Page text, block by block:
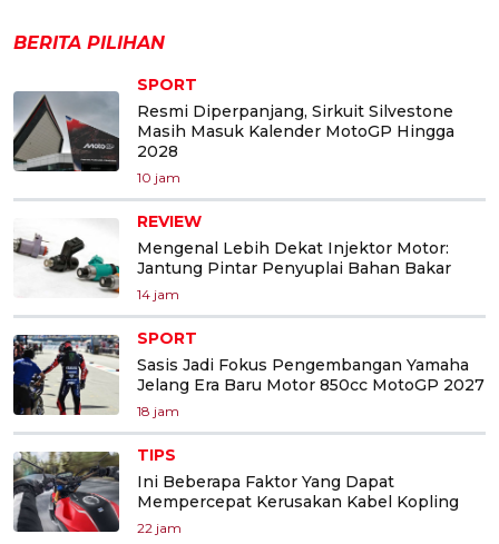
BERITA PILIHAN
SPORT
Resmi Diperpanjang, Sirkuit Silvestone
Masih Masuk Kalender MotoGP Hingga
2028
10 jam
REVIEW
Mengenal Lebih Dekat Injektor Motor:
Jantung Pintar Penyuplai Bahan Bakar
14 jam
SPORT
Sasis Jadi Fokus Pengembangan Yamaha
Jelang Era Baru Motor 850cc MotoGP 2027
18 jam
TIPS
Ini Beberapa Faktor Yang Dapat
Mempercepat Kerusakan Kabel Kopling
22 jam